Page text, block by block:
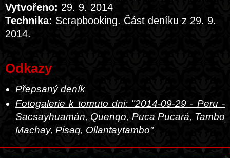
Vytvořeno: 29. 9. 2014
Technika: Scrapbooking. Část deníku z 29. 9.
2014.
Odkazy
Přepsaný deník
Fotogalerie k tomuto dni: "2014-09-29 - Peru -
Sacsayhuamán, Quenqo, Puca Pucará, Tambo
Machay, Pisaq, Ollantaytambo"